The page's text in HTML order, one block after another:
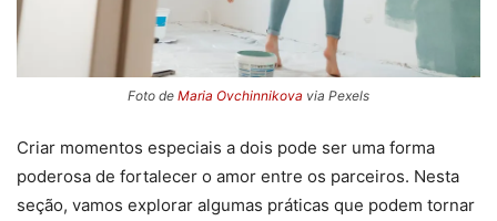
Foto de Maria Ovchinnikova via Pexels
Criar momentos especiais a dois pode ser uma forma
poderosa de fortalecer o amor entre os parceiros. Nesta
seção, vamos explorar algumas práticas que podem tornar